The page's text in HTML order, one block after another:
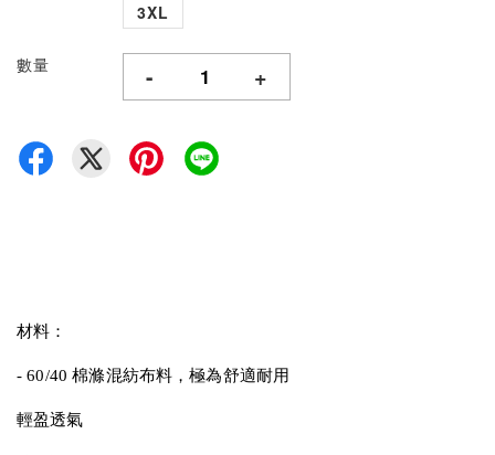
3XL
數量 - +
材料：
- 60/40 棉滌混紡布料，極為舒適耐用
輕盈透氣